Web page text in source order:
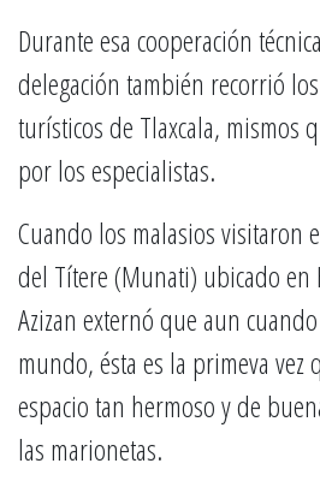
Durante esa cooperación
delegación también recorrió
turísticos de Tlaxcala, mismos
por los especialistas.
Cuando los malasios visitaron
del Títere (Munati) ubicado en
Azizan externó que aun
mundo, ésta es la primeva vez
espacio tan hermoso y de
las marionetas.